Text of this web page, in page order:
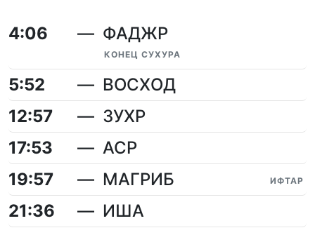
4:06 ФАДЖР
КОНЕЦ СУХУРА
5:52
ВОСХОД
12:57
ЗУХР
17:53
АСР
19:57
МАГРИБ ИФТАР
21:36 ИША